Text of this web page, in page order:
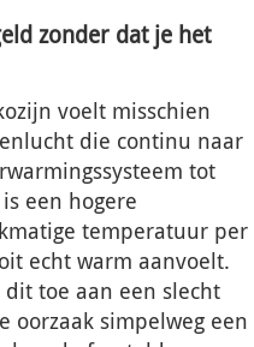
zonder dat je het
voelt misschien
die continu naar
tot
een hogere
temperatuur per
echt warm aanvoelt.
toe aan een slecht
oorzaak simpelweg een